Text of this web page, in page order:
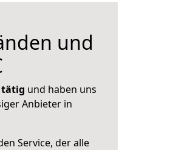
und
tätig und haben uns
Anbieter in
Service, der alle